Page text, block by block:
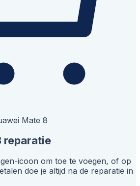
Mate 8
reparatie
icoon om toe te voegen, of op
doe je altijd na de reparatie in